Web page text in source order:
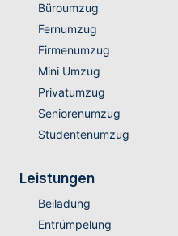
Büroumzug
Fernumzug
Firmenumzug
Mini Umzug
Privatumzug
Seniorenumzug
Studentenumzug
Leistungen
Beiladung
Entrümpelung